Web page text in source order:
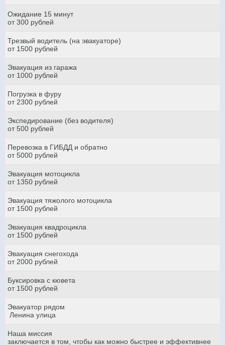
Ожидание 15 минут
от 300 рублей
Трезвый водитель (на эвакуаторе)
от 1500 рублей
Эвакуация из гаража
от 1000 рублей
Погрузка в фуру
от 2300 рублей
Экспедирование (без водителя)
от 500 рублей
Перевозка в ГИБДД и обратно
от 5000 рублей
Эвакуация мотоцикла
от 1350 рублей
Эвакуация тяжолого мотоцикла
от 1500 рублей
Эвакуация квадроцикла
от 1500 рублей
Эвакуация снегохода
от 2000 рублей
Буксировка с кювета
от 1500 рублей
Эвакуатор рядом
Ленина улица
Наша миссия
заключается в том, чтобы как можно быстрее и эффективнее